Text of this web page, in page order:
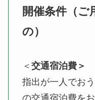
開催条件（ご
の）
＜ 交通宿泊費＞
指出が一人でお
の交通宿泊費を